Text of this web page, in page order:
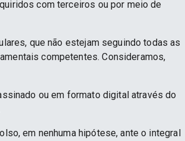
com terceiros ou por meio de
que não estejam seguindo todas as
competentes. Consideramos,
ou em formato digital através do
em nenhuma hipótese, ante o integral